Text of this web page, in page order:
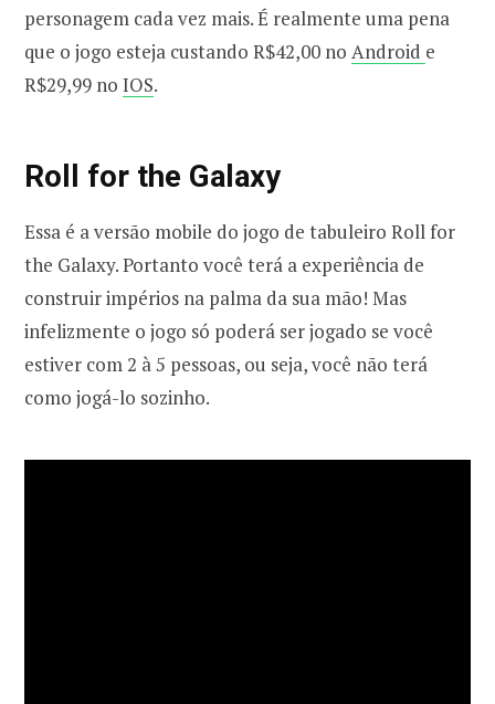
personagem cada vez mais. É realmente uma pena
que o jogo esteja custando R$42,00 no Android e
R$29,99 no IOS.
Roll for the Galaxy
Essa é a versão mobile do jogo de tabuleiro Roll for
the Galaxy. Portanto você terá a experiência de
construir impérios na palma da sua mão! Mas
infelizmente o jogo só poderá ser jogado se você
estiver com 2 à 5 pessoas, ou seja, você não terá
como jogá-lo sozinho.